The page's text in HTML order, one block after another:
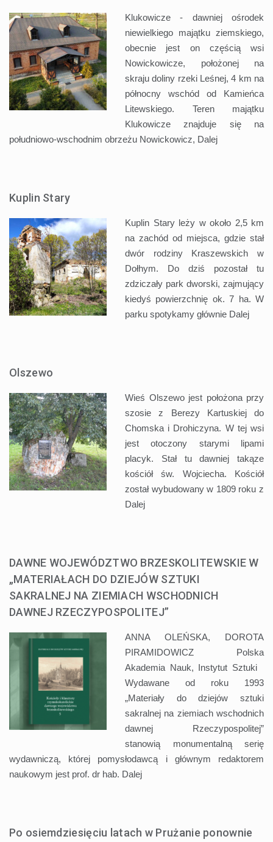
Klukowicze - dawniej ośrodek
niewielkiego majątku ziemskiego,
obecnie jest on częścią wsi
Nowickowicze, położonej na
skraju doliny rzeki Leśnej, 4 km na
północny wschód od Kamieńca
Litewskiego. Teren majątku
Klukowicze znajduje się na
południowo-wschodnim obrzeżu Nowickowicz, Dalej
Kuplin Stary
Kuplin Stary leży w około 2,5 km
na zachód od miejsca, gdzie stał
dwór rodziny Kraszewskich w
Dołhym. Do dziś pozostał tu
zdziczały park dworski, zajmujący
kiedyś powierzchnię ok. 7 ha. W
parku spotykamy głównie Dalej
Olszewo
Wieś Olszewo jest położona przy
szosie z Berezy Kartuskiej do
Chomska i Drohiczyna. W tej wsi
jest otoczony starymi lipami
placyk. Stał tu dawniej takąze
kościół św. Wojciecha. Kościół
został wybudowany w 1809 roku z
Dalej
DAWNE WOJEWÓDZTWO BRZESKOLITEWSKIE W
„MATERIAŁACH DO DZIEJÓW SZTUKI
SAKRALNEJ NA ZIEMIACH WSCHODNICH
DAWNEJ RZECZYPOSPOLITEJ”
ANNA OLEŃSKA, DOROTA
PIRAMIDOWICZ Polska
Akademia Nauk, Instytut Sztuki
Wydawane od roku 1993
„Materiały do dziejów sztuki
sakralnej na ziemiach wschodnich
dawnej Rzeczypospolitej”
stanowią monumentalną serię
wydawniczą, której pomysłodawcą i głównym redaktorem
naukowym jest prof. dr hab. Dalej
Po osiemdziesięciu latach w Prużanie ponownie